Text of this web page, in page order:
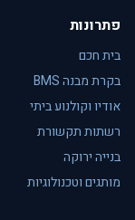
פתרונות
בית חכם
בקרת מבנה BMS
אודיו וקולנוע ביתי
רשתות תקשורת
בנייה ירוקה
מותגים וטכנולוגיות